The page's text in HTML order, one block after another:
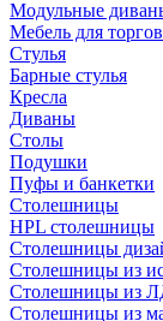
Модульные
Мебель для
Стулья
Барные стулья
Кресла
Диваны
Столы
Подушки
Пуфы и банкетки
Столешницы
HPL столешницы
Столешницы
Столешницы из
Столешницы из
Столешницы из